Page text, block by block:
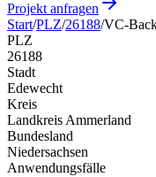
Projekt anfragen
Start/PLZ/26188/VC-
PLZ
26188
Stadt
Edewecht
Kreis
Landkreis Ammerland
Bundesland
Niedersachsen
Anwendungsfälle